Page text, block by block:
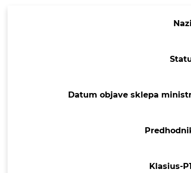
Datum objave sklepa
Klasius-